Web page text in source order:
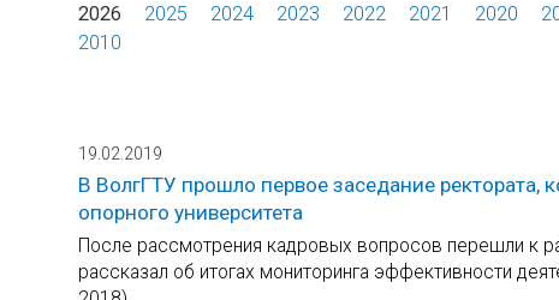
2026 2025 2024 2023 2022 2021 2020
2010
19.02.2019
В ВолгГТУ прошло первое заседание ректората,
опорного университета
После рассмотрения кадровых вопросов перешли к
рассказал об итогах мониторинга эффективности